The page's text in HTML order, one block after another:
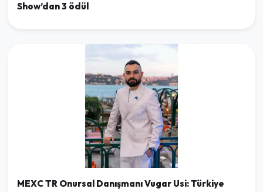
Show’dan 3 ödül
MEXC TR Onursal Danışmanı Vugar Usi: Türkiye